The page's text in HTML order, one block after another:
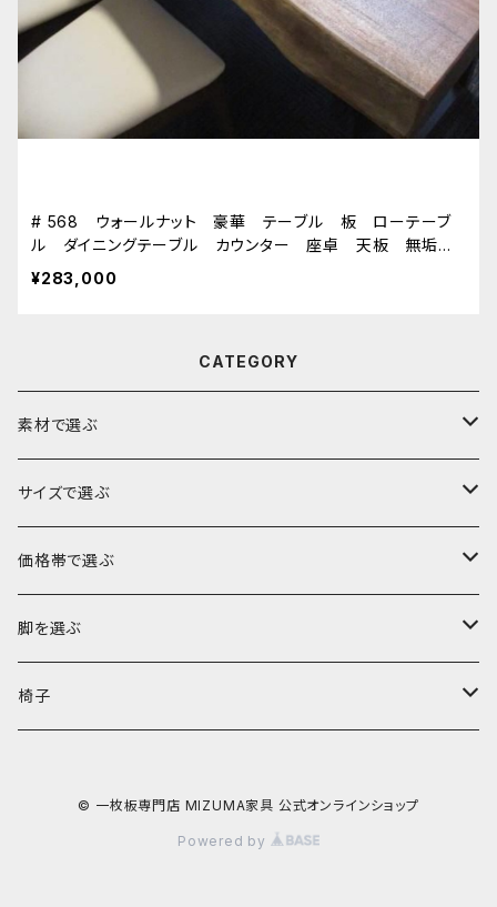
# 568 ウォールナット 豪華 テーブル 板 ローテーブ
ル ダイニングテーブル カウンター 座卓 天板 無垢
一枚板
¥283,000
CATEGORY
素材で選ぶ
ブビンガ
ウォールナット
モンキーポッド
楠（クス）
サイズで選ぶ
～140cm
～160cm
～180cm
価格帯で選ぶ
～10万円
～15万円
脚を選ぶ
ロータイプ（座卓・リビングテーブル・ソファテーブル）
椅子
© 一枚板専門店 MIZUMA家具 公式オンラインショップ
Powered by